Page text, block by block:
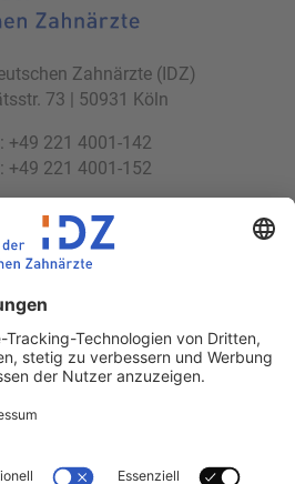
Zahnärzte (IDZ)
73 | 50931 Köln
+49 221 4001-142
+49 221 4001-152
idz(at)idz.institute
www.idz.institute